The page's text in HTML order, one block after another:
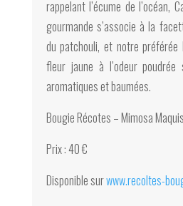
rappelant l’écume de l’océan,
gourmande s’associe à la
du patchouli, et notre préférée
fleur jaune à l’odeur
aromatiques et baumées.
Bougie Récotes – Mimosa
Prix : 40 €
Disponible surwww.recoltes-